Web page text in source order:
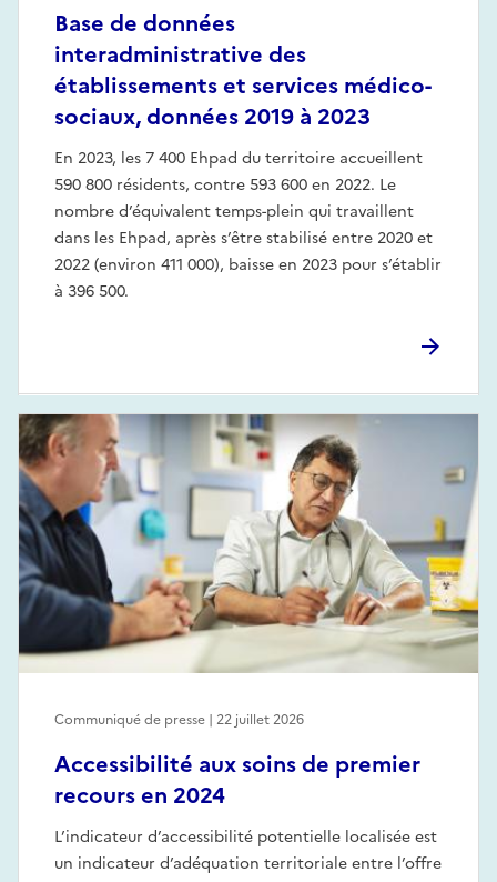
Base de données
interadministrative des
établissements et services médico-
sociaux, données 2019 à 2023
En 2023, les 7 400 Ehpad du territoire accueillent
590 800 résidents, contre 593 600 en 2022. Le
nombre d’équivalent temps-plein qui travaillent
dans les Ehpad, après s’être stabilisé entre 2020 et
2022 (environ 411 000), baisse en 2023 pour s’établir
à 396 500.
Accessibilité aux soins de premier
recours en 2024
L’indicateur d’accessibilité potentielle localisée est
un indicateur d’adéquation territoriale entre l’offre
Communiqué de presse | 22 juillet 2026